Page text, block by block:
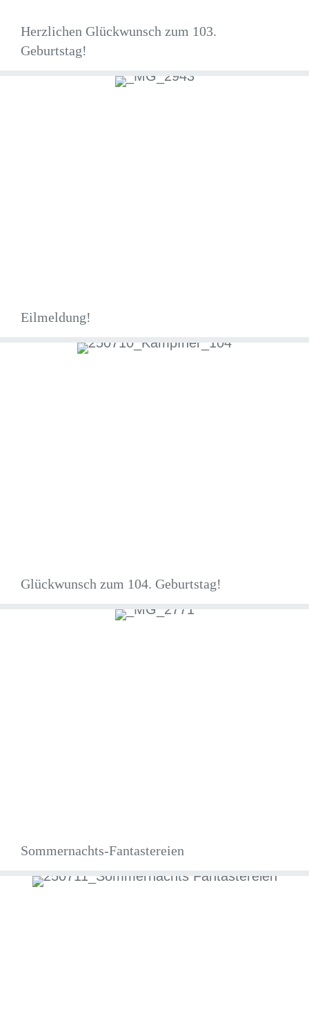
Herzlichen Glückwunsch zum 103.
Geburtstag!
Eilmeldung!
Glückwunsch zum 104. Geburtstag!
Sommernachts-Fantastereien